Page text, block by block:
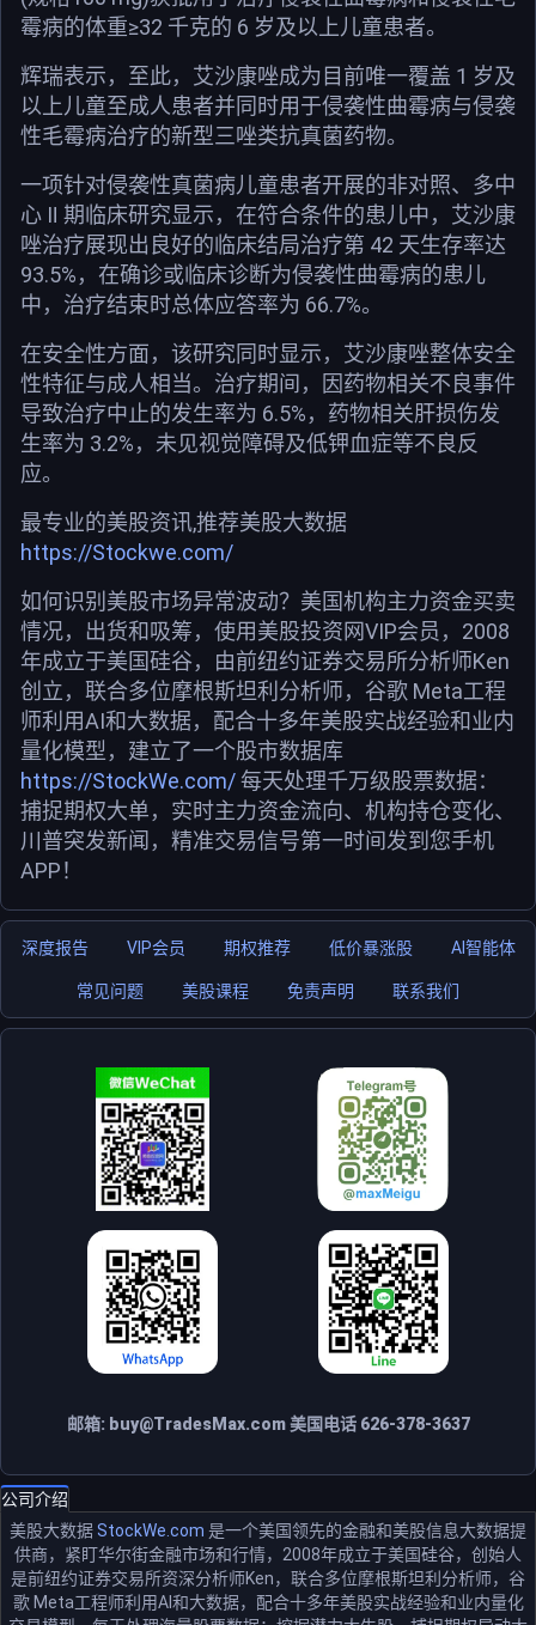
霉病的体重≥32 千克的 6 岁及以上儿童患者。
辉瑞表示，至此，艾沙康唑成为目前唯一覆盖 1 岁及
以上儿童至成人患者并同时用于侵袭性曲霉病与侵袭
性毛霉病治疗的新型三唑类抗真菌药物。
一项针对侵袭性真菌病儿童患者开展的非对照、多中
心 Ⅱ 期临床研究显示，在符合条件的患儿中，艾沙康
唑治疗展现出良好的临床结局治疗第 42 天生存率达
93.5%，在确诊或临床诊断为侵袭性曲霉病的患儿
中，治疗结束时总体应答率为 66.7%。
在安全性方面，该研究同时显示，艾沙康唑整体安全
性特征与成人相当。治疗期间，因药物相关不良事件
导致治疗中止的发生率为 6.5%，药物相关肝损伤发
生率为 3.2%，未见视觉障碍及低钾血症等不良反
应。
最专业的美股资讯,推荐美股大数据
https://Stockwe.com/
如何识别美股市场异常波动？美国机构主力资金买卖
情况，出货和吸筹，使用美股投资网VIP会员，2008
年成立于美国硅谷，由前纽约证券交易所分析师Ken
创立，联合多位摩根斯坦利分析师，谷歌 Meta工程
师利用AI和大数据，配合十多年美股实战经验和业内
量化模型，建立了一个股市数据库
https://StockWe.com/每天处理千万级股票数据：
捕捉期权大单，实时主力资金流向、机构持仓变化、
川普突发新闻，精准交易信号第一时间发到您手机
APP！
深度报告 VIP会员 期权推荐 低价暴涨股 AI智能体
常见问题 美股课程 免责声明 联系我们
邮箱: buy@TradesMax.com美国电话 626-378-3637
公司介绍
美股大数据StockWe.com 是一个美国领先的金融和美股信息大数据提
供商，紧盯华尔街金融市场和行情，2008年成立于美国硅谷，创始人
是前纽约证券交易所资深分析师Ken，联合多位摩根斯坦利分析师，谷
歌 Meta工程师利用AI和大数据，配合十多年美股实战经验和业内量化